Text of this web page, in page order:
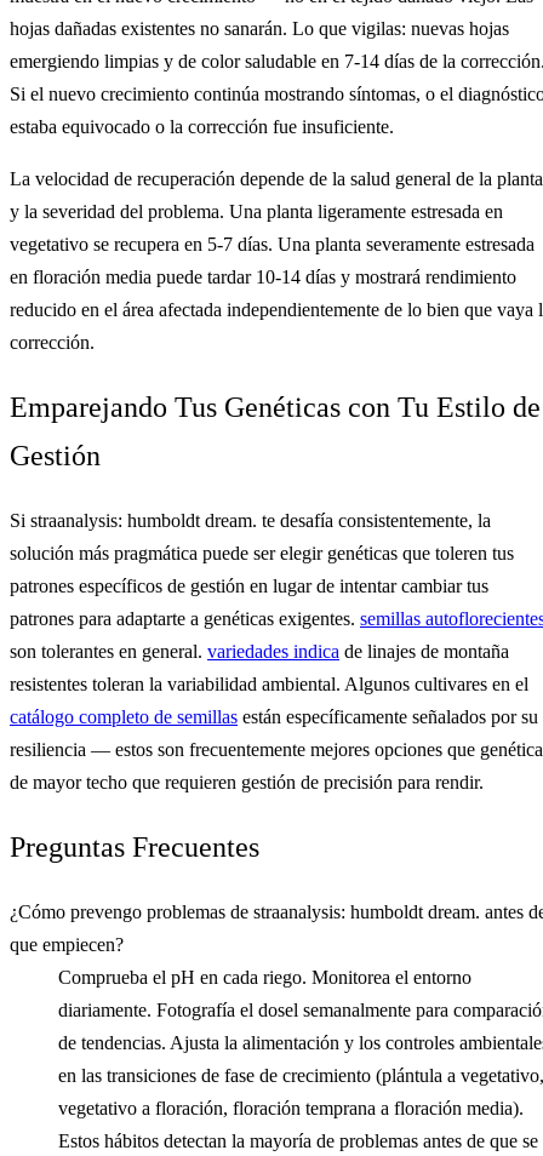
hojas dañadas existentes no sanarán. Lo que vigilas: nuevas hojas
emergiendo limpias y de color saludable en 7-14 días de la
Si el nuevo crecimiento continúa mostrando síntomas, o el
estaba equivocado o la corrección fue insuficiente.
La velocidad de recuperación depende de la salud general de la planta
y la severidad del problema. Una planta ligeramente estresada en
vegetativo se recupera en 5-7 días. Una planta severamente estresada
en floración media puede tardar 10-14 días y mostrará rendimiento
reducido en el área afectada independientemente de lo bien que vaya
corrección.
Emparejando Tus Genéticas con Tu Estilo de
Gestión
Si straanalysis: humboldt dream. te desafía consistentemente, la
solución más pragmática puede ser elegir genéticas que toleren tus
patrones específicos de gestión en lugar de intentar cambiar tus
patrones para adaptarte a genéticas exigentes. semillas
son tolerantes en general. variedades indica de linajes de montaña
resistentes toleran la variabilidad ambiental. Algunos cultivares en el
catálogo completo de semillas están específicamente señalados por su
resiliencia — estos son frecuentemente mejores opciones que
de mayor techo que requieren gestión de precisión para rendir.
Preguntas Frecuentes
¿Cómo prevengo problemas de straanalysis: humboldt dream. antes
que empiecen?
Comprueba el pH en cada riego. Monitorea el entorno
diariamente. Fotografía el dosel semanalmente para
de tendencias. Ajusta la alimentación y los controles
en las transiciones de fase de crecimiento (plántula a vegetativo,
vegetativo a floración, floración temprana a floración media).
Estos hábitos detectan la mayoría de problemas antes de que se